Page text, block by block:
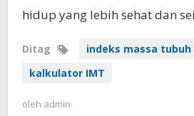
hidup yang lebih sehat dan
Ditag
indeks massa tubuh
kalkulator IMT
oleh admin